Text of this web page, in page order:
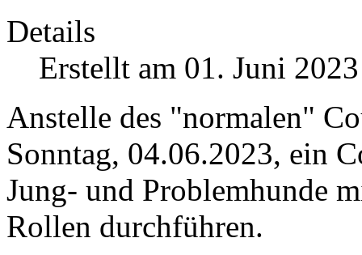
Details
Erstellt am 01. Juni 2023
Anstelle des "normalen"
Sonntag, 04.06.2023, ein
Jung- und Problemhunde
Rollen durchführen.